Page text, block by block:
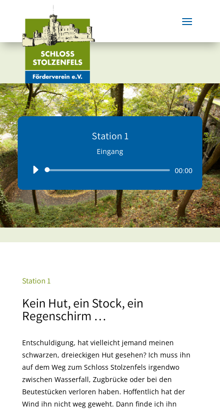
Station 1
Eingang
Audio-
00:00
Station 1
Kein Hut, ein Stock, ein
Regenschirm …
Entschuldigung, hat vielleicht jemand meinen
schwarzen, dreieckigen Hut gesehen? Ich muss ihn
auf dem Weg zum Schloss Stolzenfels irgendwo
zwischen Wasserfall, Zugbrücke oder bei den
Beutestücken verloren haben. Hoffentlich hat der
Wind ihn nicht weg geweht. Dann finde ich ihn